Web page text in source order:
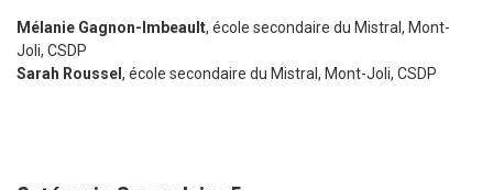
Mélanie Gagnon-Imbeault, école secondaire du Mistral, Mont-
Joli, CSDP
Sarah Roussel , école secondaire du Mistral, Mont-Joli, CSDP